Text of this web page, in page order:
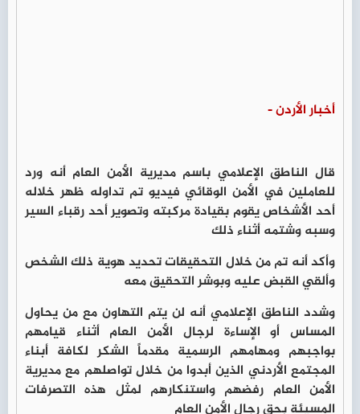
أخبار الأردن -
قال الناطق الإعلامي باسم مديرية الأمن العام أنه ورد
للعاملين في الأمن الوقائي فيديو تم تداوله ظهر خلاله
أحد الأشخاص يقوم بقيادة مركبته وتصوير أحد رقباء السير
وسبه وشتمه أثناء ذلك
وأكد أنه تم من خلال التحقيقات تحديد هوية ذلك الشخص
وألقي القبض عليه وبوشر التحقيق معه
وشدد الناطق الإعلامي أنه لن يتم التهاون مع من يحاول
المساس أو الإساءة لرجال الأمن العام أثناء قيامهم
بواجبهم ومهامهم الرسمية مقدماً الشكر لكافة أبناء
المجتمع الأردني الذين أبدوا من خلال تواصلهم مع مديرية
الأمن العام رفضهم واستنكارهم لمثل هذه التصرفات